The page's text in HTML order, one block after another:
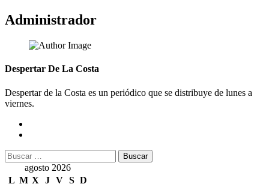
Administrador
Despertar De La Costa
Despertar de la Costa es un periódico que se distribuye de lunes a
viernes.
Buscar:
agosto 2026
L M X J V S D